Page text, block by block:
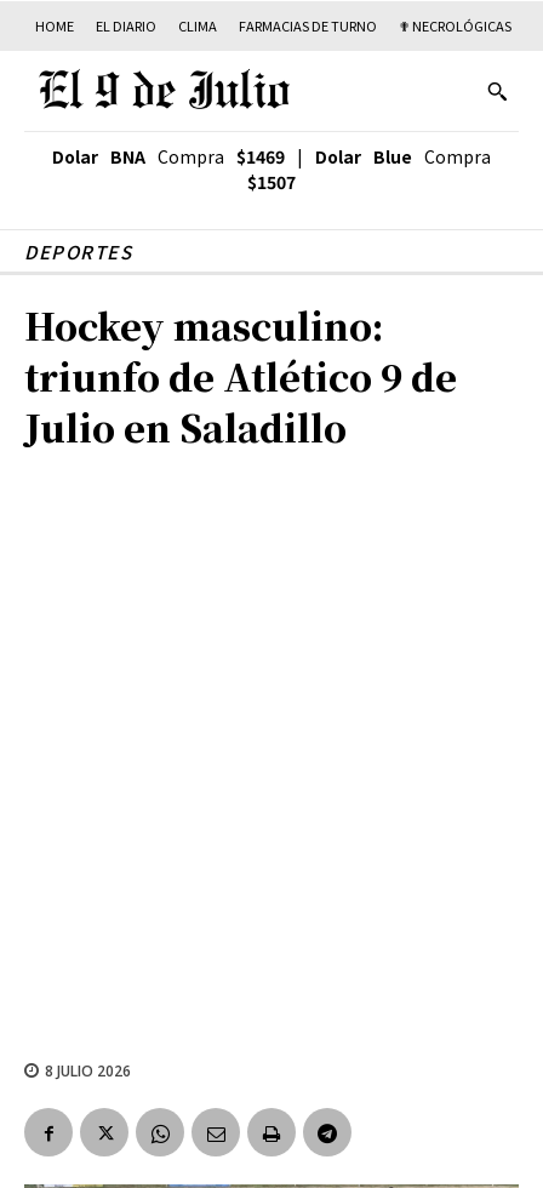
HOME EL DIARIO CLIMA FARMACIAS DE TURNO ✟ NECROLÓGICAS
Dolar BNA Compra $1469 | Dolar Blue Compra
$1507
DEPORTES
Hockey masculino:
triunfo de Atlético 9 de
Julio en Saladillo
8 JULIO 2026